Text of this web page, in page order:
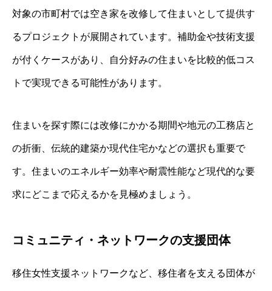
対象の市町村では空き家を改修して住まいとして提供す
るプロジェクトが展開されています。補助金や技術支援
が付くケースがあり、自分好みの住まいを比較的低コス
トで実現できる可能性があります。
住まいを探す際には改修にかかる期間や地元の工務店と
の折衝、伝統的建築か現代住宅かなどの選択も重要で
す。住まいのエネルギー効率や耐震性能など現代的な要
求にどこまで応えるかを見極めましょう。
コミュニティ・ネットワークの支援団体
移住女性支援ネットワークなど、移住者を支える団体が